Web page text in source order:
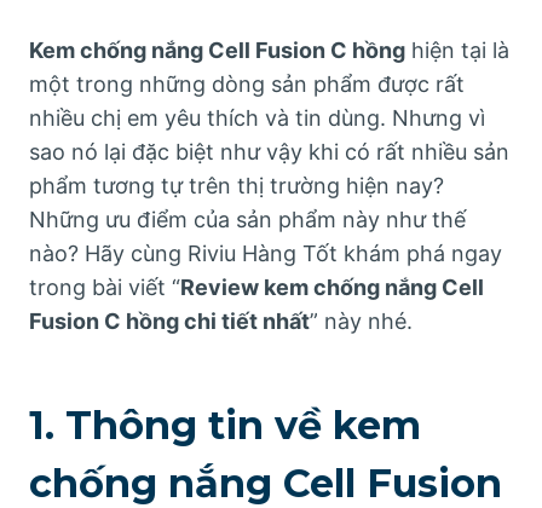
Kem chống nắng Cell Fusion C hồng hiện tại là
một trong những dòng sản phẩm được rất
nhiều chị em yêu thích và tin dùng. Nhưng vì
sao nó lại đặc biệt như vậy khi có rất nhiều sản
phẩm tương tự trên thị trường hiện nay?
Những ưu điểm của sản phẩm này như thế
nào? Hãy cùng Riviu Hàng Tốt khám phá ngay
trong bài viết “Review kem chống nắng Cell
Fusion C hồng chi tiết nhất” này nhé.
1. Thông tin về kem
chống nắng Cell Fusion